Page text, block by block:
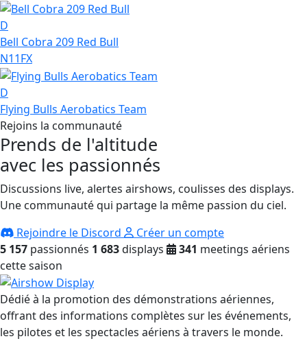
D
Bell Cobra 209 Red Bull
N11FX
D
Flying Bulls Aerobatics Team
Rejoins la communauté
Prends de l'altitude
avec les passionnés
Discussions live, alertes airshows, coulisses des displays.
Une communauté qui partage la même passion du ciel.
Rejoindre le Discord
Créer un compte
5 157 passionnés 1 683displays 341 meetings aériens
cette saison
Dédié à la promotion des démonstrations aériennes,
offrant des informations complètes sur les événements,
les pilotes et les spectacles aériens à travers le monde.